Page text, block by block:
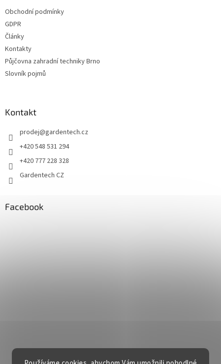
Obchodní podmínky
GDPR
Články
Kontakty
Půjčovna zahradní techniky Brno
Slovník pojmů
Kontakt
prodej@gardentech.cz
+420 548 531 294
+420 777 228 328
Gardentech CZ
Facebook